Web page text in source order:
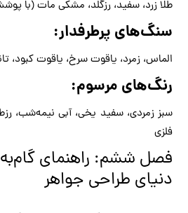
طلا زرد، سفید، رزگلد، مشکی مات (با
سنگ‌های پرطرفدار:
الماس، زمرد، یاقوت سرخ، یاقوت کبود،
رنگ‌های مرسوم:
سبز زمردی، سفید یخی، آبی نیمه‌شب،
فلزی
فصل ششم: راهنمای
دنیای طراحی جواهر